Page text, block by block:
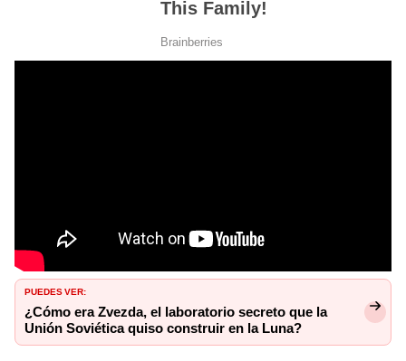
PUEDES VER:
¿Cómo era Zvezda, el laboratorio secreto que la
Unión Soviética quiso construir en la Luna?